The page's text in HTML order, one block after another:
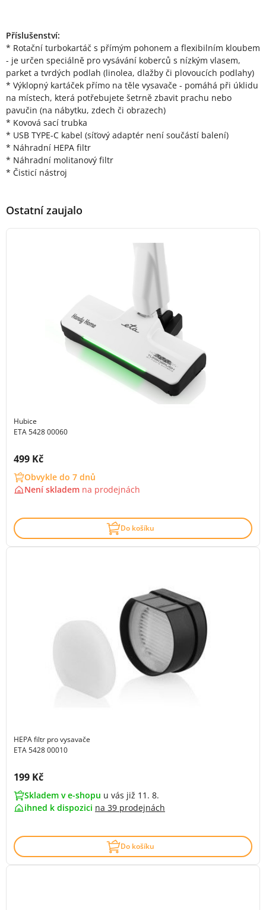
Příslušenství:
* Rotační turbokartáč s přímým pohonem a flexibilním kloubem
- je určen speciálně pro vysávání koberců s nízkým vlasem,
parket a tvrdých podlah (linolea, dlažby či plovoucích podlahy)
* Výklopný kartáček přímo na těle vysavače - pomáhá při úklidu
na místech, která potřebujete šetrně zbavit prachu nebo
pavučin (na nábytku, zdech či obrazech)
* Kovová sací trubka
* USB TYPE-C kabel (síťový adaptér není součástí balení)
* Náhradní HEPA filtr
* Náhradní molitanový filtr
* Čisticí nástroj
Ostatní zaujalo
Hubice
ETA 5428 00060
Cena s DPH:
499 Kč
Obvykle do 7 dnů
Není skladem na prodejnách
Do košíku
HEPA filtr pro vysavače
ETA 5428 00010
Cena s DPH:
199 Kč
Skladem v e-shopu u vás již 11. 8.
ihned k dispozici na 39 prodejnách
Do košíku